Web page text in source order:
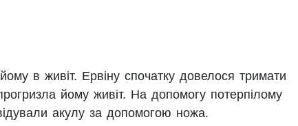
в живіт. Ервіну спочатку довелося тримати
йому живіт. На допомогу потерпілому
акулу за допомогою ножа.